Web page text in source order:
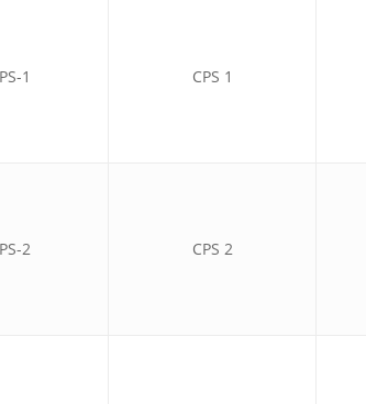
1 CPS 1
2 CPS 2